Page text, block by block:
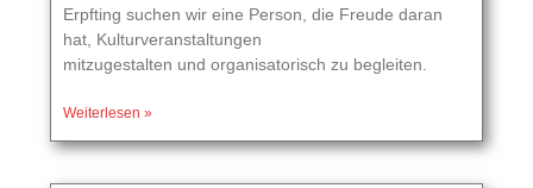
Erpfting suchen wir eine Person, die Freude daran
hat, Kulturveranstaltungen
mitzugestalten und organisatorisch zu begleiten.
Weiterlesen »